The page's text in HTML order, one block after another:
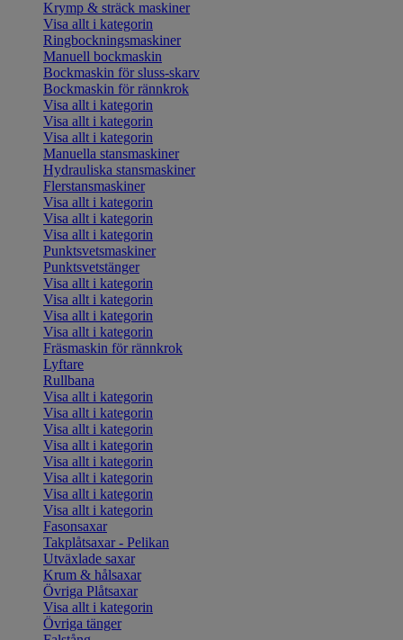
Krymp & sträck maskiner
Visa allt i kategorin
Ringbockningsmaskiner
Manuell bockmaskin
Bockmaskin för sluss-skarv
Bockmaskin för rännkrok
Visa allt i kategorin
Visa allt i kategorin
Visa allt i kategorin
Manuella stansmaskiner
Hydrauliska stansmaskiner
Flerstansmaskiner
Visa allt i kategorin
Visa allt i kategorin
Visa allt i kategorin
Punktsvetsmaskiner
Punktsvetstänger
Visa allt i kategorin
Visa allt i kategorin
Visa allt i kategorin
Visa allt i kategorin
Fräsmaskin för rännkrok
Lyftare
Rullbana
Visa allt i kategorin
Visa allt i kategorin
Visa allt i kategorin
Visa allt i kategorin
Visa allt i kategorin
Visa allt i kategorin
Visa allt i kategorin
Visa allt i kategorin
Fasonsaxar
Takplåtsaxar - Pelikan
Utväxlade saxar
Krum & hålsaxar
Övriga Plåtsaxar
Visa allt i kategorin
Övriga tänger